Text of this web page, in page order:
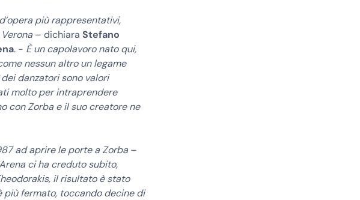
più rappresentativi,
– dichiara Stefano
. - È un capolavoro nato qui,
nessun altro un legame
danzatori sono valori
molto per intraprendere
con Zorba e il suo creatore ne
ad aprire le porte a Zorba –
ci ha creduto subito,
il risultato è stato
più fermato, toccando decine di